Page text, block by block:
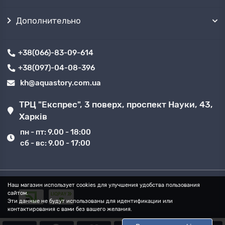
Наш магазин использует cookies для улучшения удобства пользования
сайтом.
Эти данные не будут использованы для идентификации или
контактирования с вами без вашего желания.
Дополнительно
+38(066)-83-09-614
+38(097)-04-08-396
kh@aquastory.com.ua
ТРЦ "Експрес", 3 поверх, проспект Науки, 43,
Харків
пн - пт: 9.00 - 18:00
сб - вс: 9.00 - 17:00